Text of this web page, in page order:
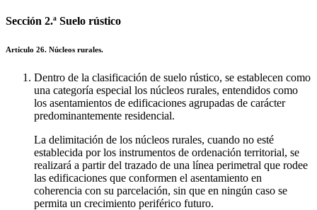
Sección 2.ª Suelo rústico
Artículo 26. Núcleos rurales.
Dentro de la clasificación de suelo rústico, se establecen como
una categoría especial los núcleos rurales, entendidos como
los asentamientos de edificaciones agrupadas de carácter
predominantemente residencial.
La delimitación de los núcleos rurales, cuando no esté
establecida por los instrumentos de ordenación territorial, se
realizará a partir del trazado de una línea perimetral que rodee
las edificaciones que conformen el asentamiento en
coherencia con su parcelación, sin que en ningún caso se
permita un crecimiento periférico futuro.